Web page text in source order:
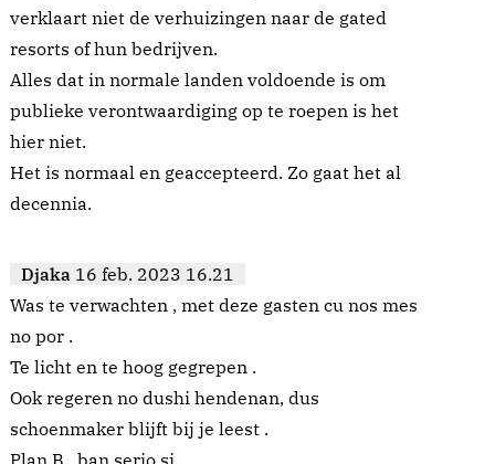
verklaart niet de verhuizingen naar de gated
resorts of hun bedrijven.
Alles dat in normale landen voldoende is om
publieke verontwaardiging op te roepen is het
hier niet.
Het is normaal en geaccepteerd. Zo gaat het al
decennia.
Djaka 16 feb. 2023 16.21
Was te verwachten , met deze gasten cu nos mes
no por .
Te licht en te hoog gegrepen .
Ook regeren no dushi hendenan, dus
schoenmaker blijft bij je leest .